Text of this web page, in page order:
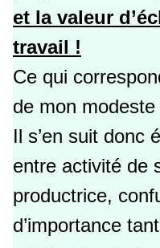
et la valeur
travail !
Ce qui
de mon
Il s’en suit donc
entre activité de
productrice,
d’importance